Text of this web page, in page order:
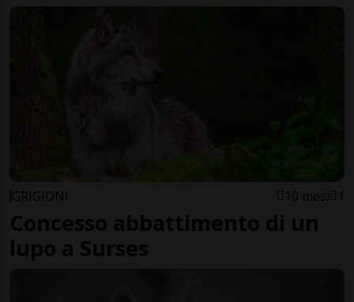
GRIGIONI 10 mesi 1
Concesso abbattimento di un
lupo a Surses